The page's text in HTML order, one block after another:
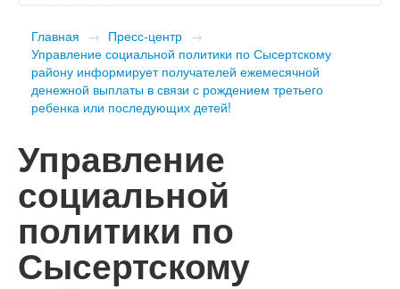
Главная → Пресс-центр →
Управление социальной политики по Сысертскому
району информирует получателей ежемесячной
денежной выплаты в связи с рождением третьего
ребенка или последующих детей!
Управление
социальной
политики по
Сысертскому